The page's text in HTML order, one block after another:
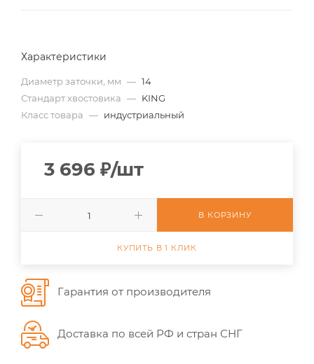
Характеристики
Диаметр заточки, мм — 14
Стандарт хвостовика — KING
Класс товара — индустриальный
3 696 ₽/шт
В КОРЗИНУ
КУПИТЬ В 1 КЛИК
Гарантия от производителя
Доставка по всей РФ и стран СНГ